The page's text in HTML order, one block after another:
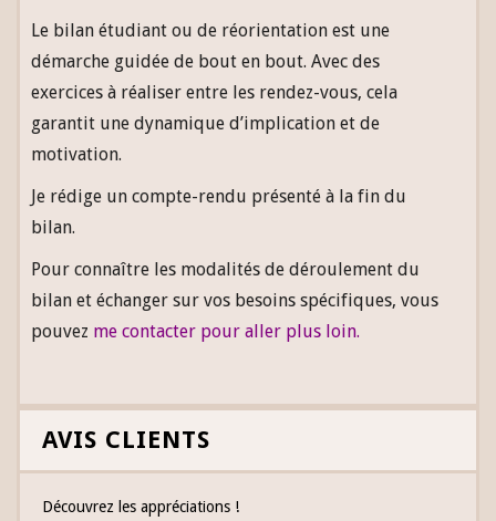
Le bilan étudiant ou de réorientation est une
démarche guidée de bout en bout. Avec des
exercices à réaliser entre les rendez-vous, cela
garantit une dynamique d’implication et de
motivation.
Je rédige un compte-rendu présenté à la fin du
bilan.
Pour connaître les modalités de déroulement du
bilan et échanger sur vos besoins spécifiques, vous
pouvez me contacter pour aller plus loin.
AVIS CLIENTS
Découvrez les appréciations !